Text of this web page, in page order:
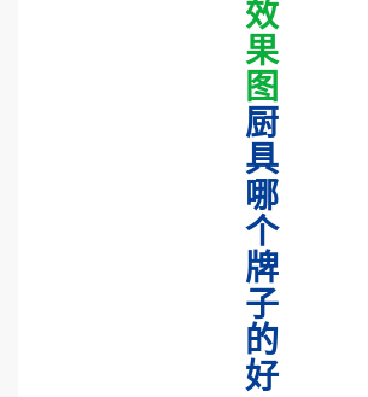
效
果
图
厨
具
哪
个
牌
子
的
好